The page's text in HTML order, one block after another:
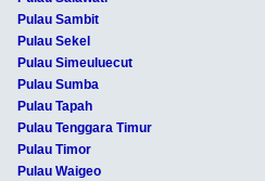
Pulau Sambit
Pulau Sekel
Pulau Simeuluecut
Pulau Sumba
Pulau Tapah
Pulau Tenggara Timur
Pulau Timor
Pulau Waigeo